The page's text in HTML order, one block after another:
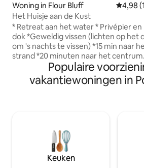
Woning in Flour Bluff
4,98
Het Huisje aan de Kust
* Retreat aan het water * Privépier en
dok *Geweldig vissen (lichten op het
om 's nachts te vissen) *15 min naar
strand *20 minuten naar het centrum
van Corpus *Huisdiervriendelijk
*Onlangs gerenoveerd Ideaal voor
vissen en vogels kijken. Ons luxe
Geweldig om vogels te kijken of te
vissen. Korte rit naar het strand, veel
geweldige restaurants en familie leuke
activiteiten in de buurt!
Populaire
vakantiewoningen in
Keuken